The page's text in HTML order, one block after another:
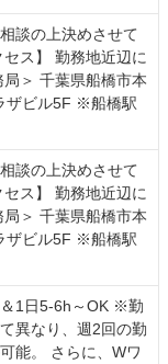
談の上決めさせて
ス】 勤務地近辺に
＞ 千葉県船橋市本
ビル5F ※船橋駅
談の上決めさせて
ス】 勤務地近辺に
＞ 千葉県船橋市本
ビル5F ※船橋駅
1日5-6h～OK ※勤
異なり、週2回の勤
能。 さらに、Wワ